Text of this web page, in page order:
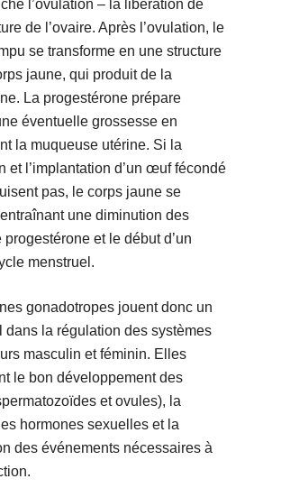
l’ovulation – la libération de
de l’ovaire. Après l’ovulation, le
se transforme en une structure
jaune, qui produit de la
La progestérone prépare
éventuelle grossesse en
la muqueuse utérine. Si la
et l’implantation d’un œuf fécondé
pas, le corps jaune se
une diminution des
progestérone et le début d’un
menstruel.
gonadotropes jouent donc un
dans la régulation des systèmes
masculin et féminin. Elles
le bon développement des
et ovules), la
hormones sexuelles et la
des événements nécessaires à